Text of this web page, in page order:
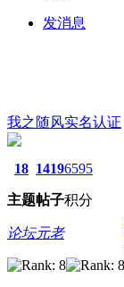
发消息
我之随风实名认证
18
主题
1419
帖子
6595
积分
论坛元老